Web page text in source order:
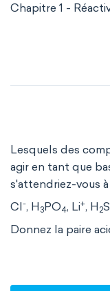
Chapitre 1 -
Lesquels des
agir en tant que
s'attendriez-vous
Cl-, H 3PO4, Li+, H 2
Donnez la paire